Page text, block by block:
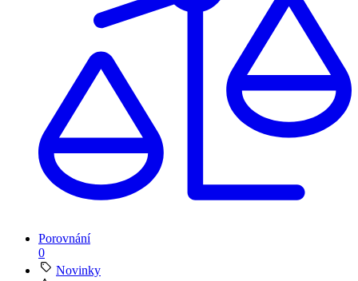
Porovnání
0
Novinky